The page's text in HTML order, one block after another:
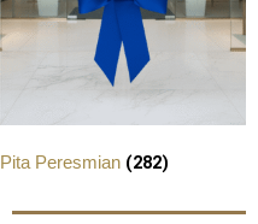
Pita Peresmian (282)